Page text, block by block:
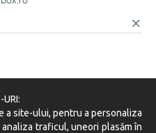
a site-ului, pentru a personaliza
traficul, uneori plasăm în